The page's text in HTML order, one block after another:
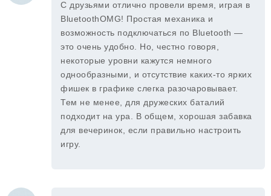
С друзьями отлично провели время, играя в
BluetoothOMG! Простая механика и
возможность подключаться по Bluetooth —
это очень удобно. Но, честно говоря,
некоторые уровни кажутся немного
однообразными, и отсутствие каких-то ярких
фишек в графике слегка разочаровывает.
Тем не менее, для дружеских баталий
подходит на ура. В общем, хорошая забавка
для вечеринок, если правильно настроить
игру.